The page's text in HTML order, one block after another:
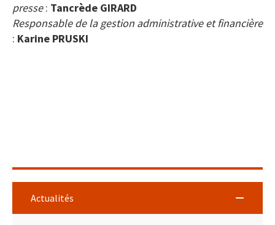
presse: Tancrède GIRARD
Responsable de la gestion administrative et financière
: Karine PRUSKI
Actualités